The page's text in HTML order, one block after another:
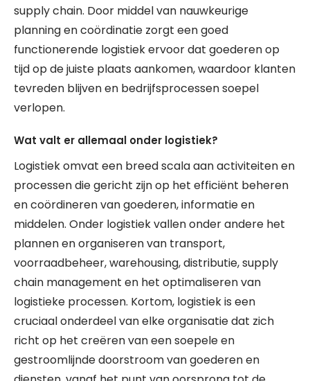
supply chain. Door middel van nauwkeurige
planning en coördinatie zorgt een goed
functionerende logistiek ervoor dat goederen op
tijd op de juiste plaats aankomen, waardoor klanten
tevreden blijven en bedrijfsprocessen soepel
verlopen.
Wat valt er allemaal onder logistiek?
Logistiek omvat een breed scala aan activiteiten en
processen die gericht zijn op het efficiënt beheren
en coördineren van goederen, informatie en
middelen. Onder logistiek vallen onder andere het
plannen en organiseren van transport,
voorraadbeheer, warehousing, distributie, supply
chain management en het optimaliseren van
logistieke processen. Kortom, logistiek is een
cruciaal onderdeel van elke organisatie dat zich
richt op het creëren van een soepele en
gestroomlijnde doorstroom van goederen en